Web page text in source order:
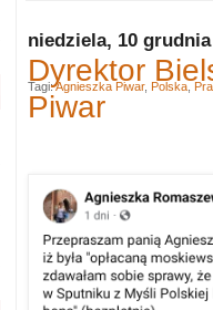
niedziela, 10 grudnia
Dyrektor
Piwar
Tagi:Agnieszka Piwar, Polska